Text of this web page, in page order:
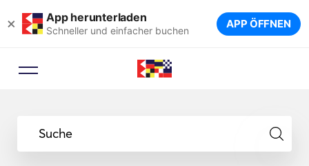
× App herunterladen
Schneller und einfacher buchen APP ÖFFNEN
Suche